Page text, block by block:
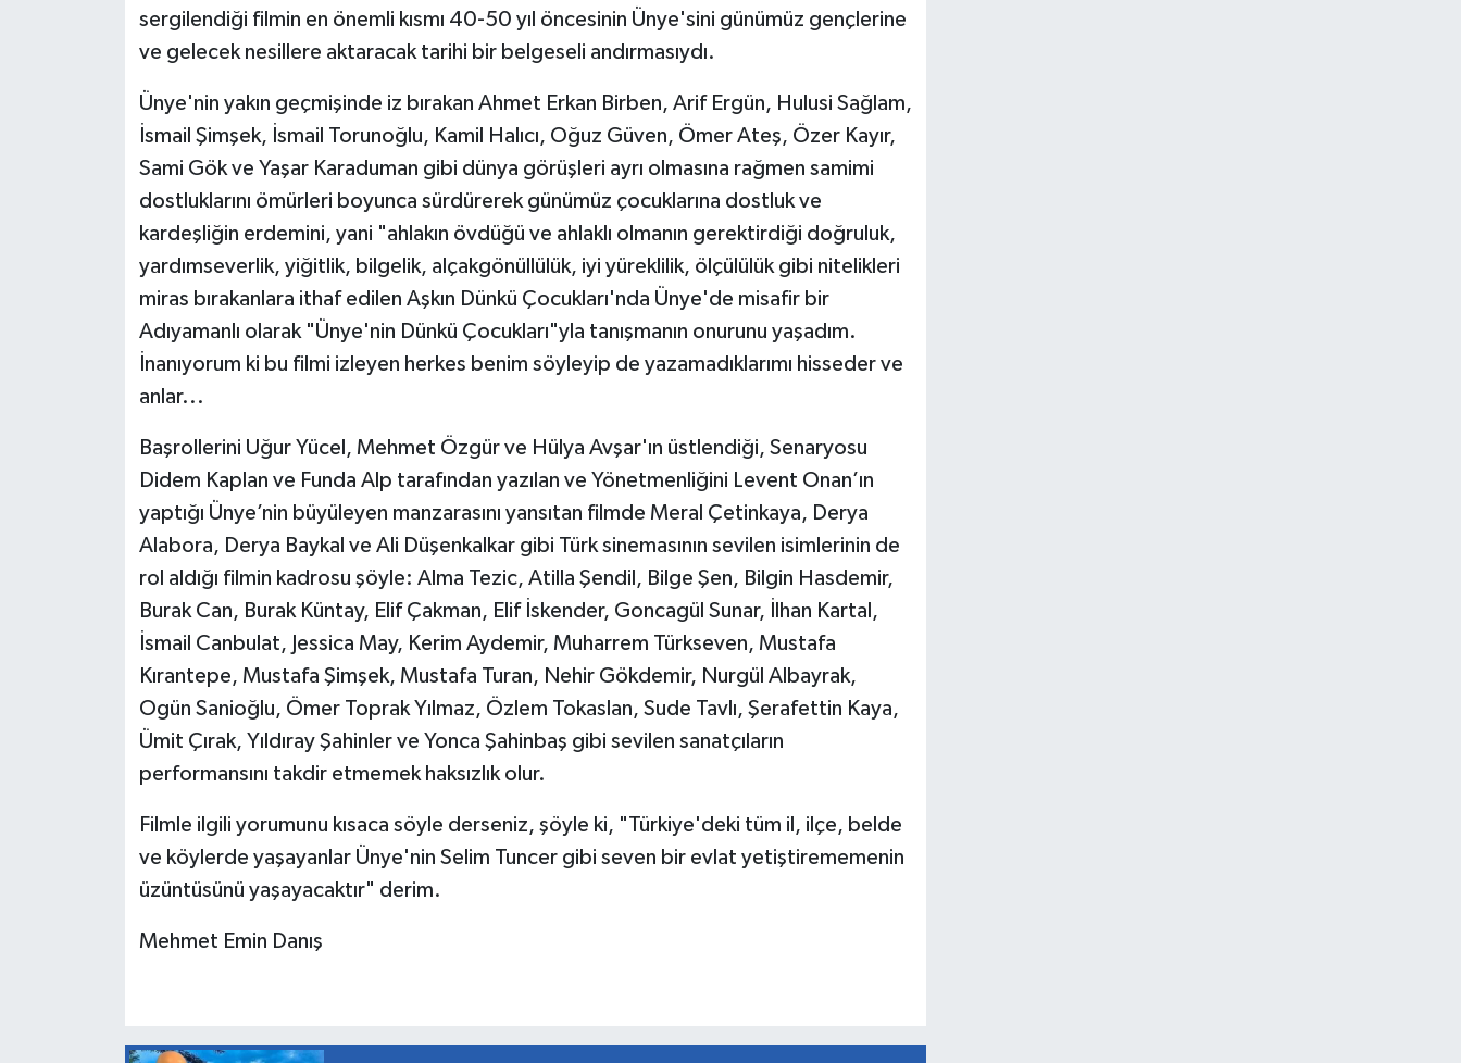
sergilendiği filmin en önemli kısmı 40-50 yıl öncesinin Ünye'sini günümüz gençlerine
ve gelecek nesillere aktaracak tarihi bir belgeseli andırmasıydı.
Ünye'nin yakın geçmişinde iz bırakan Ahmet Erkan Birben, Arif Ergün, Hulusi Sağlam,
İsmail Şimşek, İsmail Torunoğlu, Kamil Halıcı, Oğuz Güven, Ömer Ateş, Özer Kayır,
Sami Gök ve Yaşar Karaduman gibi dünya görüşleri ayrı olmasına rağmen samimi
dostluklarını ömürleri boyunca sürdürerek günümüz çocuklarına dostluk ve
kardeşliğin erdemini, yani "ahlakın övdüğü ve ahlaklı olmanın gerektirdiği doğruluk,
yardımseverlik, yiğitlik, bilgelik, alçakgönüllülük, iyi yüreklilik, ölçülülük gibi nitelikleri
miras bırakanlara ithaf edilen Aşkın Dünkü Çocukları'nda Ünye'de misafir bir
Adıyamanlı olarak "Ünye'nin Dünkü Çocukları"yla tanışmanın onurunu yaşadım.
İnanıyorum ki bu filmi izleyen herkes benim söyleyip de yazamadıklarımı hisseder ve
anlar...
Başrollerini Uğur Yücel, Mehmet Özgür ve Hülya Avşar'ın üstlendiği, Senaryosu
Didem Kaplan ve Funda Alp tarafından yazılan ve Yönetmenliğini Levent Onan’ın
yaptığı Ünye’nin büyüleyen manzarasını yansıtan filmde Meral Çetinkaya, Derya
Alabora, Derya Baykal ve Ali Düşenkalkar gibi Türk sinemasının sevilen isimlerinin de
rol aldığı filmin kadrosu şöyle: Alma Tezic, Atilla Şendil, Bilge Şen, Bilgin Hasdemir,
Burak Can, Burak Küntay, Elif Çakman, Elif İskender, Goncagül Sunar, İlhan Kartal,
İsmail Canbulat, Jessica May, Kerim Aydemir, Muharrem Türkseven, Mustafa
Kırantepe, Mustafa Şimşek, Mustafa Turan, Nehir Gökdemir, Nurgül Albayrak,
Ogün Sanioğlu, Ömer Toprak Yılmaz, Özlem Tokaslan, Sude Tavlı, Şerafettin Kaya,
Ümit Çırak, Yıldıray Şahinler ve Yonca Şahinbaş gibi sevilen sanatçıların
performansını takdir etmemek haksızlık olur.
Filmle ilgili yorumunu kısaca söyle derseniz, şöyle ki, "Türkiye'deki tüm il, ilçe, belde
ve köylerde yaşayanlar Ünye'nin Selim Tuncer gibi seven bir evlat yetiştirememenin
üzüntüsünü yaşayacaktır" derim.
Mehmet Emin Danış